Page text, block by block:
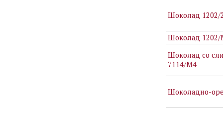
Шоколад 1202/
Шоколад
Шоколад со
7114/М4
Шоколадно-